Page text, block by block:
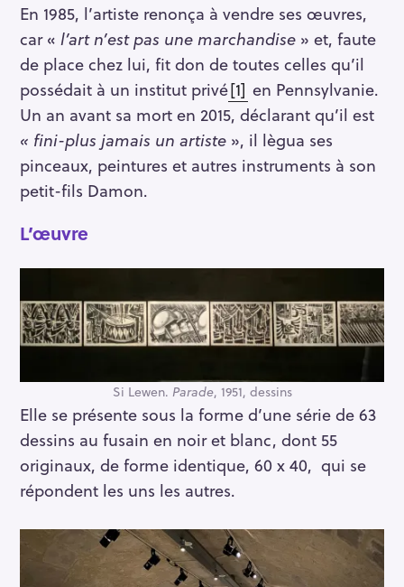
En 1985, l’artiste renonça à vendre ses œuvres,
car « l’art n’est pas une marchandise » et, faute
de place chez lui, fit don de toutes celles qu’il
possédait à un institut privé[1] en Pennsylvanie.
Un an avant sa mort en 2015, déclarant qu’il est
« fini-plus jamais un artiste », il lègua ses
pinceaux, peintures et autres instruments à son
petit-fils Damon.
L’œuvre
Si Lewen. Parade, 1951, dessins
Elle se présente sous la forme d’une série de 63
dessins au fusain en noir et blanc, dont 55
originaux, de forme identique, 60 x 40, qui se
répondent les uns les autres.